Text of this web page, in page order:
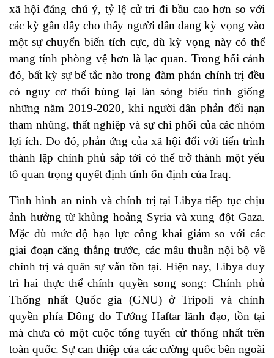
xã hội đáng chú ý, tỷ lệ cử tri đi bầu cao hơn so với
các kỳ gần đây cho thấy người dân đang kỳ vọng vào
một sự chuyển biến tích cực, dù kỳ vọng này có thể
mang tính phòng vệ hơn là lạc quan. Trong bối cảnh
đó, bất kỳ sự bế tắc nào trong đàm phán chính trị đều
có nguy cơ thổi bùng lại làn sóng biểu tình giống
những năm 2019-2020, khi người dân phản đối nạn
tham nhũng, thất nghiệp và sự chi phối của các nhóm
lợi ích. Do đó, phản ứng của xã hội đối với tiến trình
thành lập chính phủ sắp tới có thể trở thành một yếu
tố quan trọng quyết định tính ổn định của Iraq.
Tình hình an ninh và chính trị tại Libya tiếp tục chịu
ảnh hưởng từ khủng hoảng Syria và xung đột Gaza.
Mặc dù mức độ bạo lực công khai giảm so với các
giai đoạn căng thẳng trước, các mâu thuẫn nội bộ về
chính trị và quân sự vẫn tồn tại. Hiện nay, Libya duy
trì hai thực thể chính quyền song song: Chính phủ
Thống nhất Quốc gia (GNU) ở Tripoli và chính
quyền phía Đông do Tướng Haftar lãnh đạo, tồn tại
mà chưa có một cuộc tổng tuyển cử thống nhất trên
toàn quốc. Sự can thiệp của các cường quốc bên ngoài